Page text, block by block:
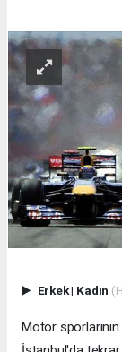
Erkek| Kadın
Motor